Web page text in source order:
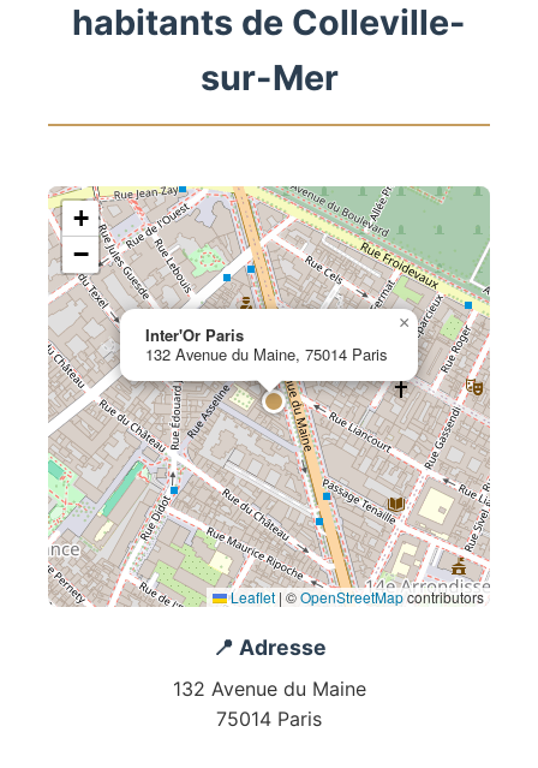
habitants de Colleville-
sur-Mer
Inter'Or Paris
132 Avenue du Maine, 75014 Paris
×
+
−
Leaflet | ©OpenStreetMapcontributors
📍 Adresse
132 Avenue du Maine
75014 Paris